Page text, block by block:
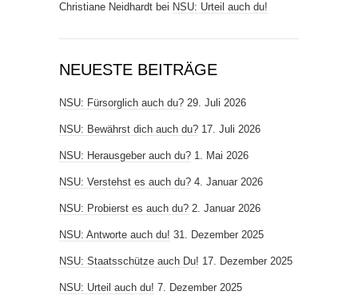
Christiane Neidhardt bei NSU: Urteil auch du!
NEUESTE BEITRÄGE
NSU: Fürsorglich auch du? 29. Juli 2026
NSU: Bewährst dich auch du? 17. Juli 2026
NSU: Herausgeber auch du? 1. Mai 2026
NSU: Verstehst es auch du? 4. Januar 2026
NSU: Probierst es auch du? 2. Januar 2026
NSU: Antworte auch du! 31. Dezember 2025
NSU: Staatsschütze auch Du! 17. Dezember 2025
NSU: Urteil auch du! 7. Dezember 2025